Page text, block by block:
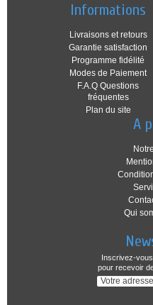
Informations
Livraisons et retours
Garantie satisfaction
Programme fidélité
Modes de Paiement
F.A.Q Questions
fréquentes
Plan du site
A
Qui
Inscrivez-
pour recevoir